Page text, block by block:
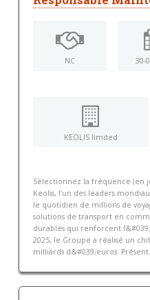
NC 30-
KEOLIS limited
Sélectionnez la fréquence (en
Keolis, l’un des leaders
le quotidien de millions de
solutions de transport en
durables qui renforcent
2025, le Groupe a réalisé un
milliards d&#039;euros. Présent...